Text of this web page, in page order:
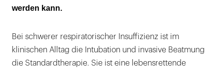
Besonderheiten der zahnärztlichen
werden kann.
Bei schwerer respiratorischer Insuffizienz ist im
klinischen Alltag die Intubation und invasive Beatmung
die Standardtherapie. Sie ist eine lebensrettende